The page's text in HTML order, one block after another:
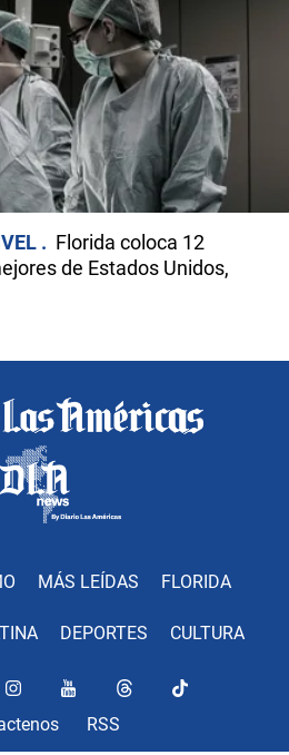
Florida coloca 12
de Estados Unidos,
MÁS LEÍDAS FLORIDA
DEPORTES CULTURA
RSS